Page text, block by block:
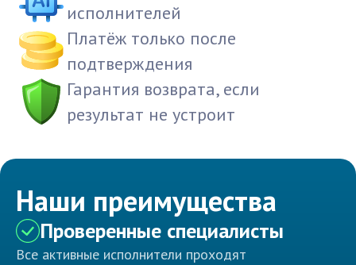
исполнителей
Платёж только после
подтверждения
Гарантия возврата, если
результат не устроит
Наши преимущества
Проверенные специалисты
Все активные исполнители проходят